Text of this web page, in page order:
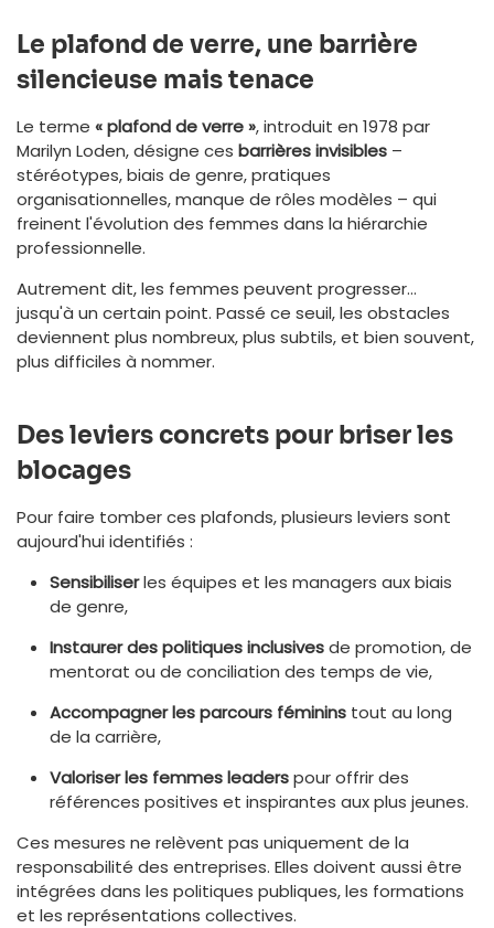
Le plafond de verre, une barrière
silencieuse mais tenace
Le terme « plafond de verre », introduit en 1978 par
Marilyn Loden, désigne ces barrières invisibles –
stéréotypes, biais de genre, pratiques
organisationnelles, manque de rôles modèles – qui
freinent l'évolution des femmes dans la hiérarchie
professionnelle.
Autrement dit, les femmes peuvent progresser…
jusqu'à un certain point. Passé ce seuil, les obstacles
deviennent plus nombreux, plus subtils, et bien souvent,
plus difficiles à nommer.
Des leviers concrets pour briser les
blocages
Pour faire tomber ces plafonds, plusieurs leviers sont
aujourd'hui identifiés :
Sensibiliserles équipes et les managers aux biais
de genre,
Instaurer des politiques inclusivesde promotion, de
mentorat ou de conciliation des temps de vie,
Accompagner les parcours féminins tout au long
de la carrière,
Valoriser les femmes leaderspour offrir des
références positives et inspirantes aux plus jeunes.
Ces mesures ne relèvent pas uniquement de la
responsabilité des entreprises. Elles doivent aussi être
intégrées dans les politiques publiques, les formations
et les représentations collectives.